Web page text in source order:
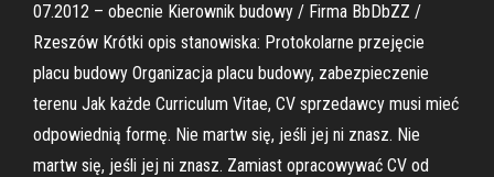
07.2012 – obecnie Kierownik budowy / Firma BbDbZZ /
Rzeszów Krótki opis stanowiska: Protokolarne przejęcie
placu budowy Organizacja placu budowy, zabezpieczenie
terenu Jak każde Curriculum Vitae, CV sprzedawcy musi mieć
odpowiednią formę. Nie martw się, jeśli jej ni znasz. Nie
martw się, jeśli jej ni znasz. Zamiast opracowywać CV od